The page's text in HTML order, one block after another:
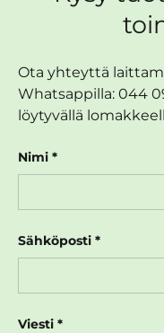
Ota yhteyttä
Whatsappilla: 044
löytyvällä
Nimi
Sähköposti
Viesti